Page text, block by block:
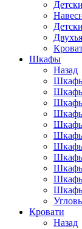
Шкафы
Назад
Шкафы
Шкафы
Шкафы
Шкафы
Шкафы
Кровати
Назад